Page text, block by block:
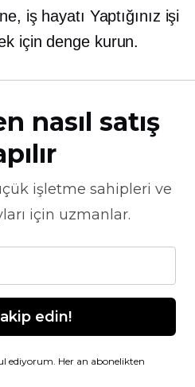
iş hayatı Yaptığınız işi
için denge kurun.
nasıl satış
işletme sahipleri ve
için uzmanlar.
edin!
ediyorum. Her an abonelikten